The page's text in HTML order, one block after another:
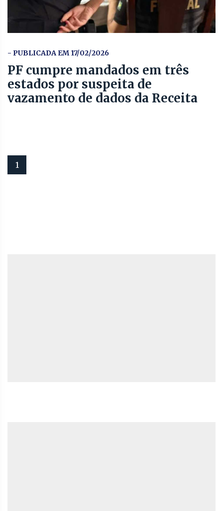
- PUBLICADA EM 17/02/2026
PF cumpre mandados em três
estados por suspeita de
vazamento de dados da Receita
1